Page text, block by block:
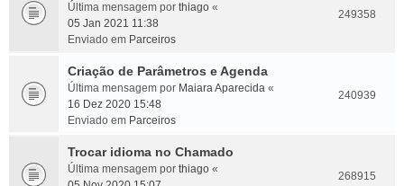
Última mensagem por thiago «
05 Jan 2021 11:38
Enviado em Parceiros
249358
Criação de Parâmetros e Agenda
Última mensagem por Maiara Aparecida «
16 Dez 2020 15:48
Enviado em Parceiros
240939
Trocar idioma no Chamado
Última mensagem por thiago «
268915